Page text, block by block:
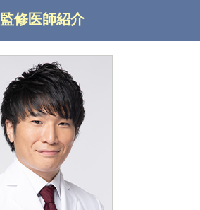
監修医師紹介